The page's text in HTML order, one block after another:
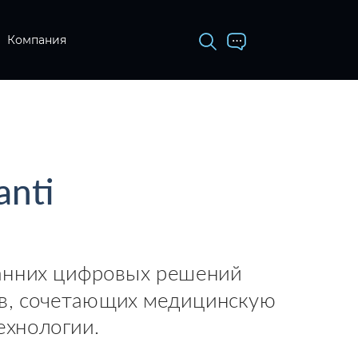
Компания
цифровых решений
сочетающих медицинскую